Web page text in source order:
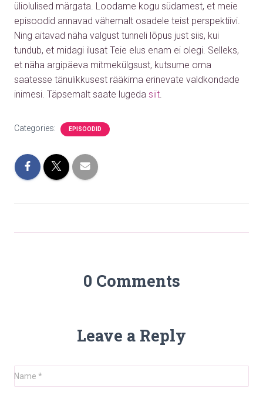
üliolulised märgata. Loodame kogu südamest, et meie
episoodid annavad vähemalt osadele teist perspektiivi.
Ning aitavad näha valgust tunneli lõpus just siis, kui
tundub, et midagi ilusat Teie elus enam ei olegi. Selleks,
et näha argipäeva mitmekülgsust, kutsume oma
saatesse tänulikkusest rääkima erinevate valdkondade
inimesi. Täpsemalt saate lugeda siit.
Categories: EPISOODID
0 Comments
Leave a Reply
Name *